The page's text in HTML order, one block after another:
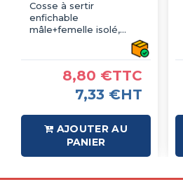
Cosse à sertir
enfichable
mâle+femelle isolé,
6.3mm - sachet de 100
8,80 €TTC
7,33 €HT
AJOUTER AU
PANIER